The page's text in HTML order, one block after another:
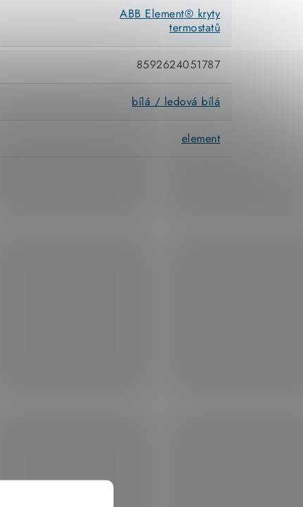
ABB Element® kryty
termostatů
8592624051787
bílá / ledová bílá
element